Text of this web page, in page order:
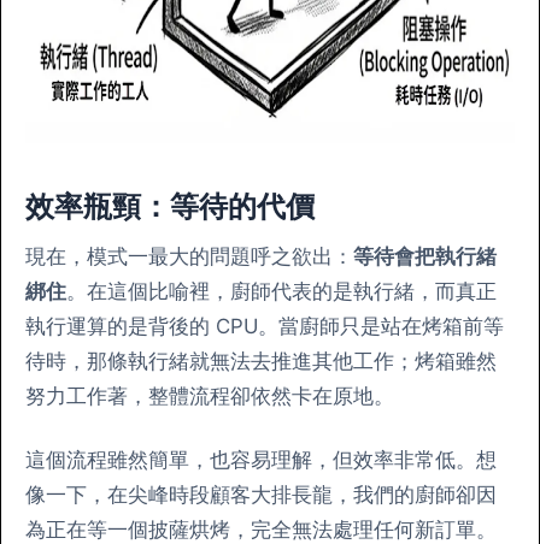
效率瓶頸：等待的代價
現在，模式一最大的問題呼之欲出： 等待會把執行緒
綁住。在這個比喻裡，廚師代表的是執行緒，而真正
執行運算的是背後的 CPU。當廚師只是站在烤箱前等
待時，那條執行緒就無法去推進其他工作；烤箱雖然
努力工作著，整體流程卻依然卡在原地。
這個流程雖然簡單，也容易理解，但效率非常低。想
像一下，在尖峰時段顧客大排長龍，我們的廚師卻因
為正在等一個披薩烘烤，完全無法處理任何新訂單。